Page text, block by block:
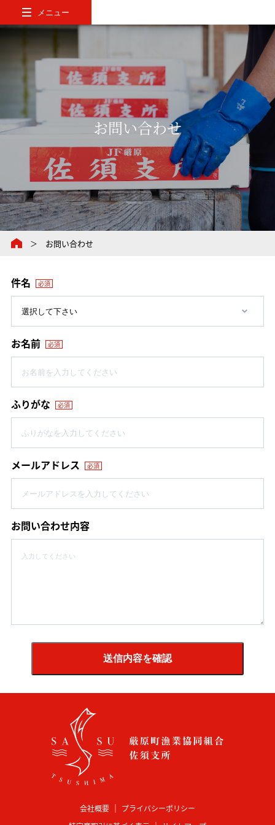
メニュー
お問い合わせ
お問い合わせ
件名 必須
お名前 必須
ふりがな 必須
メールアドレス 必須
お問い合わせ内容
会社概要
プライバシーポリシー